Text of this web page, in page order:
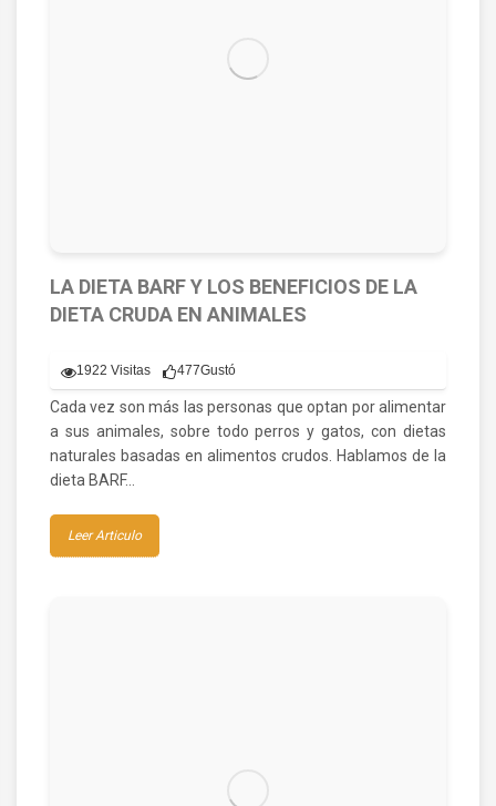
LA DIETA BARF Y LOS BENEFICIOS DE LA
DIETA CRUDA EN ANIMALES
1922 Visitas 477Gustó
Cada vez son más las personas que optan por alimentar
a sus animales, sobre todo perros y gatos, con dietas
naturales basadas en alimentos crudos. Hablamos de la
dieta BARF…
Leer Articulo